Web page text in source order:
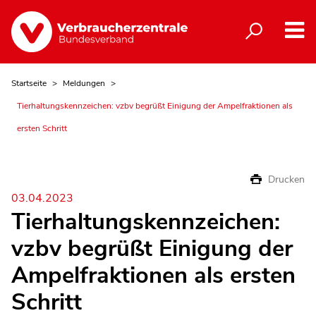
Startseite
Meldungen
Tierhaltungskennzeichen: vzbv begrüßt Einigung der Ampelfraktionen als
ersten Schritt
Drucken
03.04.2023
Tierhaltungskennzeichen:
vzbv begrüßt Einigung der
Ampelfraktionen als ersten
Schritt